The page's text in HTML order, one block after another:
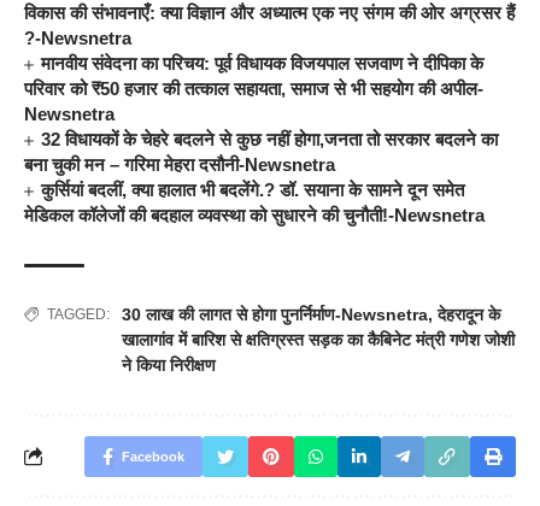
विकास की संभावनाएँ: क्या विज्ञान और अध्यात्म एक नए संगम की ओर अग्रसर हैं
?-Newsnetra
मानवीय संवेदना का परिचय: पूर्व विधायक विजयपाल सजवाण ने दीपिका के
परिवार को ₹50 हजार की तत्काल सहायता, समाज से भी सहयोग की अपील-
Newsnetra
32 विधायकों के चेहरे बदलने से कुछ नहीं होगा,जनता तो सरकार बदलने का
बना चुकी मन – गरिमा मेहरा दसौनी-Newsnetra
कुर्सियां बदलीं, क्या हालात भी बदलेंगे.? डॉ. सयाना के सामने दून समेत
मेडिकल कॉलेजों की बदहाल व्यवस्था को सुधारने की चुनौती!-Newsnetra
TAGGED: 30 लाख की लागत से होगा पुनर्निर्माण-Newsnetra,देहरादून के
खालागांव में बारिश से क्षतिग्रस्त सड़क का कैबिनेट मंत्री गणेश जोशी
ने किया निरीक्षण
Facebook